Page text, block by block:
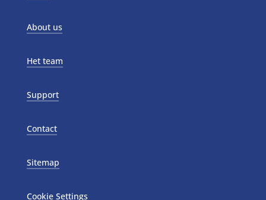
About us
Het team
Support
Contact
Sitemap
Cookie Settings